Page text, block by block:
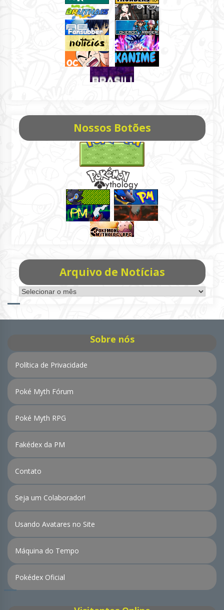
Nossos Botões
Arquivo de Notícias
Arquivo
de
Sobre nós
Política de Privacidade
Poké Myth Fórum
Poké Myth RPG
Fakédex da PM
Contato
Seja um Colaborador!
Usando Avatares no Site
Máquina do Tempo
Pokédex Oficial